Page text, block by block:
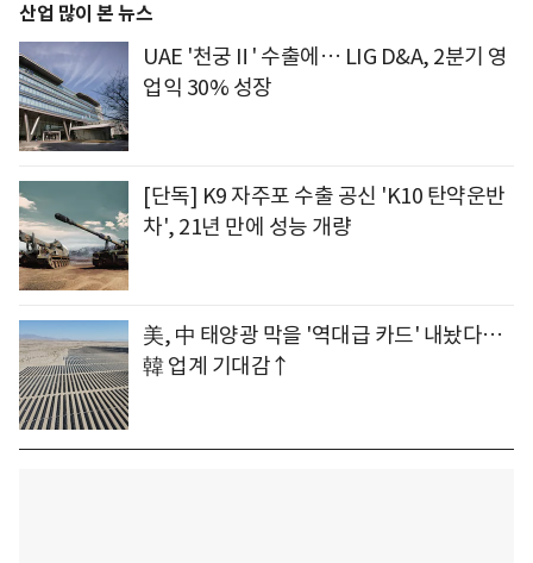
산업 많이 본 뉴스
UAE '천궁Ⅱ' 수출에… LIG D&A, 2분기 영
업익 30% 성장
[단독] K9 자주포 수출 공신 'K10 탄약운반
차', 21년 만에 성능 개량
美, 中 태양광 막을 '역대급 카드' 내놨다…
韓 업계 기대감↑